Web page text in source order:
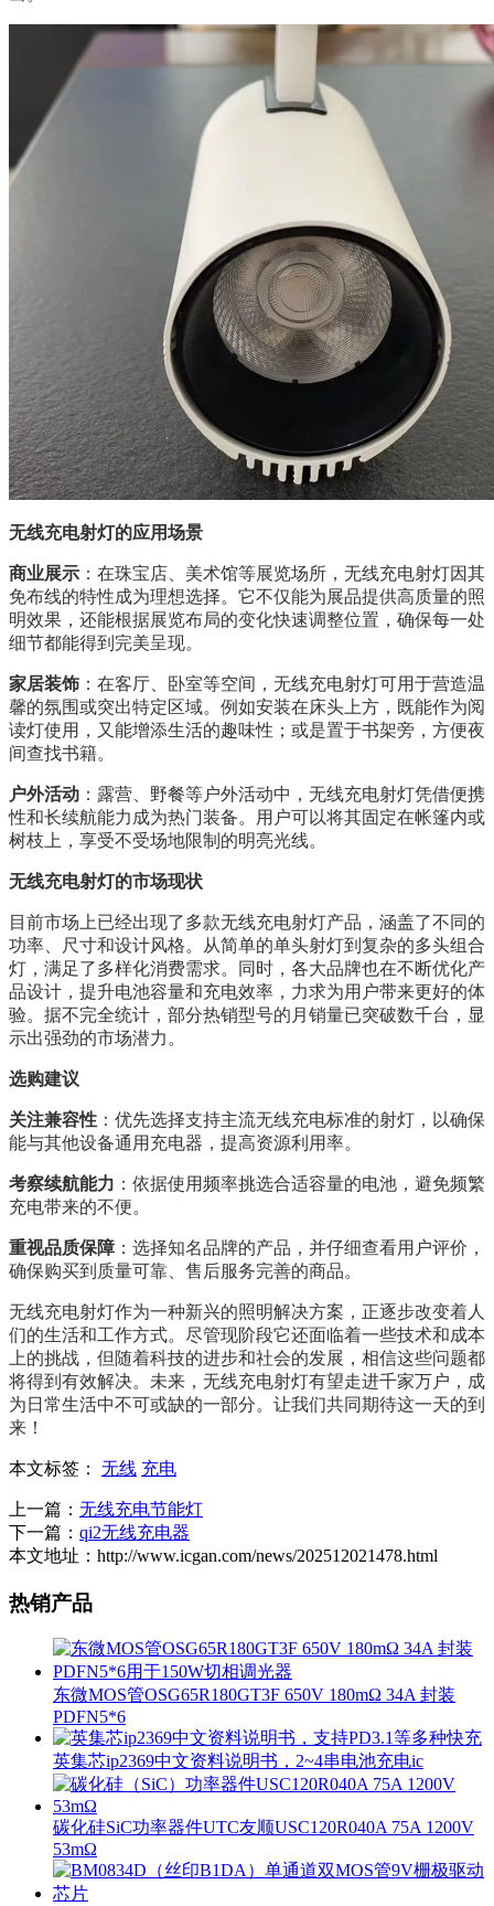
无线充电射灯的应用场景
商业展示 ：在珠宝店、美术馆等展览场所，无线充电射灯因其
免布线的特性成为理想选择。它不仅能为展品提供高质量的照
明效果，还能根据展览布局的变化快速调整位置，确保每一处
细节都能得到完美呈现。
家居装饰 ：在客厅、卧室等空间，无线充电射灯可用于营造温
馨的氛围或突出特定区域。例如安装在床头上方，既能作为阅
读灯使用，又能增添生活的趣味性；或是置于书架旁，方便夜
间查找书籍。
户外活动 ：露营、野餐等户外活动中，无线充电射灯凭借便携
性和长续航能力成为热门装备。用户可以将其固定在帐篷内或
树枝上，享受不受场地限制的明亮光线。
无线充电射灯的市场现状
目前市场上已经出现了多款无线充电射灯产品，涵盖了不同的
功率、尺寸和设计风格。从简单的单头射灯到复杂的多头组合
灯，满足了多样化消费需求。同时，各大品牌也在不断优化产
品设计，提升电池容量和充电效率，力求为用户带来更好的体
验。据不完全统计，部分热销型号的月销量已突破数千台，显
示出强劲的市场潜力。
选购建议
关注兼容性 ：优先选择支持主流无线充电标准的射灯，以确保
能与其他设备通用充电器，提高资源利用率。
考察续航能力 ：依据使用频率挑选合适容量的电池，避免频繁
充电带来的不便。
重视品质保障 ：选择知名品牌的产品，并仔细查看用户评价，
确保购买到质量可靠、售后服务完善的商品。
无线充电射灯作为一种新兴的照明解决方案，正逐步改变着人
们的生活和工作方式。尽管现阶段它还面临着一些技术和成本
上的挑战，但随着科技的进步和社会的发展，相信这些问题都
将得到有效解决。未来，无线充电射灯有望走进千家万户，成
为日常生活中不可或缺的一部分。让我们共同期待这一天的到
来！
本文标签： 无线 充电
上一篇： 无线充电节能灯
下一篇： qi2无线充电器
本文地址：http://www.icgan.com/news/202512021478.html
热销产品
东微MOS管OSG65R180GT3F 650V 180mΩ 34A 封装
PDFN5*6
英集芯ip2369中文资料说明书，2~4串电池充电ic
碳化硅SiC功率器件UTC友顺USC120R040A 75A 1200V
53mΩ